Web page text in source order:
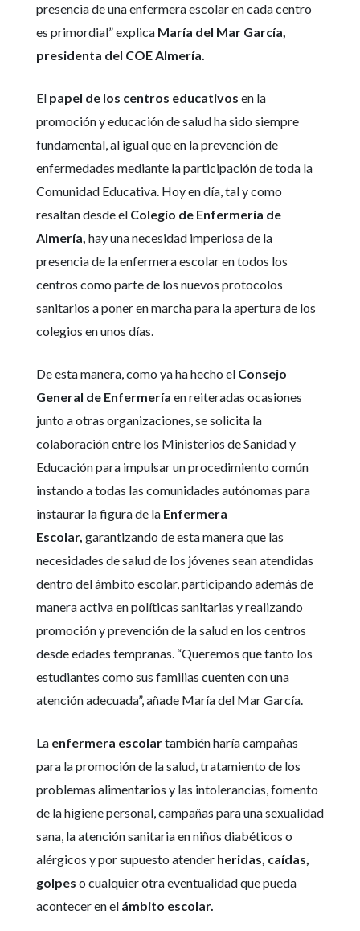
presencia de una enfermera escolar en cada centro
es primordial” explica María del Mar García,
presidenta del COE Almería.
El papel de los centros educativos en la
promoción y educación de salud ha sido siempre
fundamental, al igual que en la prevención de
enfermedades mediante la participación de toda la
Comunidad Educativa. Hoy en día, tal y como
resaltan desde el Colegio de Enfermería de
Almería, hay una necesidad imperiosa de la
presencia de la enfermera escolar en todos los
centros como parte de los nuevos protocolos
sanitarios a poner en marcha para la apertura de los
colegios en unos días.
De esta manera, como ya ha hecho el Consejo
General de Enfermería en reiteradas ocasiones
junto a otras organizaciones, se solicita la
colaboración entre los Ministerios de Sanidad y
Educación para impulsar un procedimiento común
instando a todas las comunidades autónomas para
instaurar la figura de la Enfermera
Escolar, garantizando de esta manera que las
necesidades de salud de los jóvenes sean atendidas
dentro del ámbito escolar, participando además de
manera activa en políticas sanitarias y realizando
promoción y prevención de la salud en los centros
desde edades tempranas. “Queremos que tanto los
estudiantes como sus familias cuenten con una
atención adecuada”, añade María del Mar García.
La enfermera escolartambién haría campañas
para la promoción de la salud, tratamiento de los
problemas alimentarios y las intolerancias, fomento
de la higiene personal, campañas para una sexualidad
sana, la atención sanitaria en niños diabéticos o
alérgicos y por supuesto atender heridas, caídas,
golpes o cualquier otra eventualidad que pueda
acontecer en el ámbito escolar.